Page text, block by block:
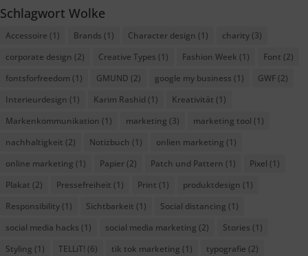
Schlagwort Wolke
Accessoire (1) Brands (1) Character design (1) charity (3)
corporate design (2) Creative Types (1) Fashion Week (1) Font (2)
fontsforfreedom (1) GMUND (2) google my business (1) GWF (2)
Interieurdesign (1) Karim Rashid (1) Kreativität (1)
Markenkommunikation (1) marketing (3) marketing tool (1)
nachhaltigkeit (2) Notizbuch (1) onlien marketing (1)
online marketing (1) Papier (2) Patch und Pattern (1) Pixel (1)
Plakat (2) Pressefreiheit (1) Print (1) produktdesign (1)
Responsibility (1) Sichtbarkeit (1) Social distancing (1)
social media hacks (1) social media marketing (2) Stories (1)
Styling (1) TELLiT! (6) tik tok marketing (1) typografie (2)